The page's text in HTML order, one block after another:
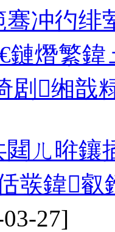
骞冲彴
鏈熸繁
剧缃
ㄦ暀鑲
彂鍏叡
27]